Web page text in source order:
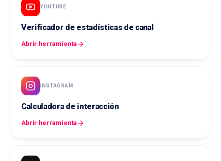
YOUTUBE
Verificador de estadísticas de canal
Abrir herramienta
INSTAGRAM
Calculadora de interacción
Abrir herramienta